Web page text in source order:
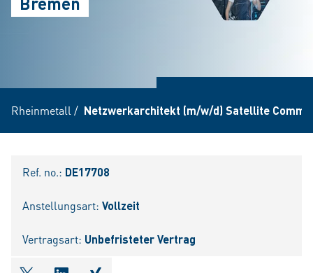
Rheinmetall / Netzwerkarchitekt (m/w/d) Satellite
Ref. no.: DE17708
Anstellungsart: Vollzeit
Vertragsart: Unbefristeter Vertrag